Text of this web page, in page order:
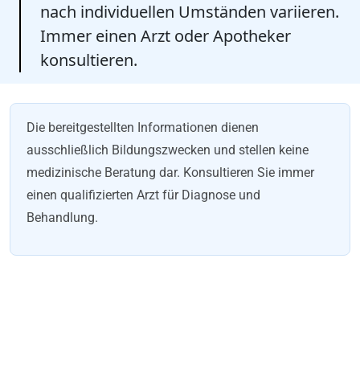
nach individuellen Umständen variieren.
Immer einen Arzt oder Apotheker
konsultieren.
Die bereitgestellten Informationen dienen
ausschließlich Bildungszwecken und stellen keine
medizinische Beratung dar. Konsultieren Sie immer
einen qualifizierten Arzt für Diagnose und
Behandlung.